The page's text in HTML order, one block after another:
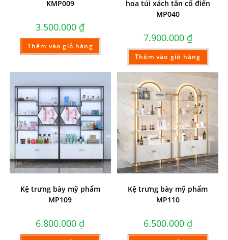
KMP009
3.500.000 ₫
Thêm vào giỏ hàng
hoa túi xách tân cổ điển
MP040
7.900.000 ₫
Thêm vào giỏ hàng
Kệ trưng bày mỹ phẩm
MP109
6.800.000 ₫
Kệ trưng bày mỹ phẩm
MP110
6.500.000 ₫